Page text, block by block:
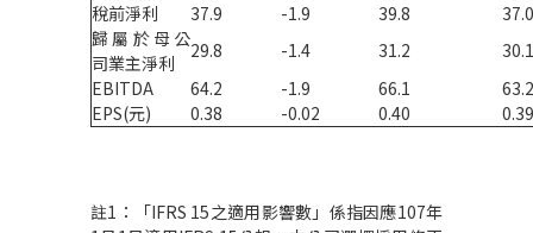
稅前淨利
37.9 -1.9 39.8
37.0
歸屬於母公
司業主淨利
29.8 -1.4 31.2
30.1
EBITDA
64.2 -1.9 66.1
63.2
EPS(元)
0.38 -0.02 0.40 0.39
註1：「IFRS 15之適用影響數」係指因應107年